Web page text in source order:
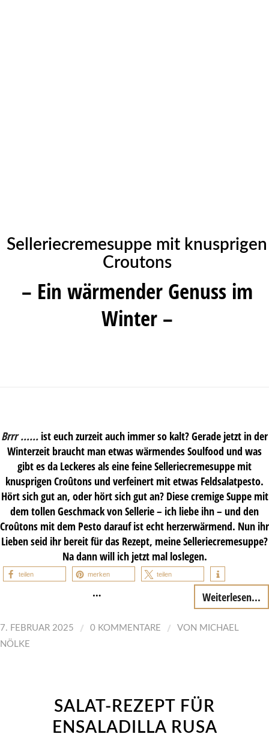
Selleriecremesuppe mit knusprigen
Croutons
– Ein wärmender Genuss im
Winter –
Brrr …… ist euch zurzeit auch immer so kalt? Gerade jetzt in der
Winterzeit braucht man etwas wärmendes Soulfood und was
gibt es da Leckeres als eine feine Selleriecremesuppe mit
knusprigen Croûtons und verfeinert mit etwas Feldsalatpesto.
Hört sich gut an, oder hört sich gut an? Diese cremige Suppe mit
dem tollen Geschmack von Sellerie – ich liebe ihn – und den
Croûtons mit dem Pesto darauf ist echt herzerwärmend. Nun ihr
Lieben seid ihr bereit für das Rezept, meine Selleriecremesuppe?
Na dann will ich jetzt mal loslegen.
teilen merken teilen
… Weiterlesen...
7. FEBRUAR 2025 / 0 KOMMENTARE / VON MICHAEL
NÖLKE
SALAT-REZEPT FÜR
ENSALADILLA RUSA